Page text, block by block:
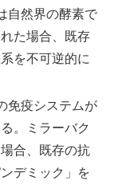
自然界の酵素で
た場合、既存
を不可逆的に
免疫システムが
。ミラーバク
合、既存の抗
デミック」を